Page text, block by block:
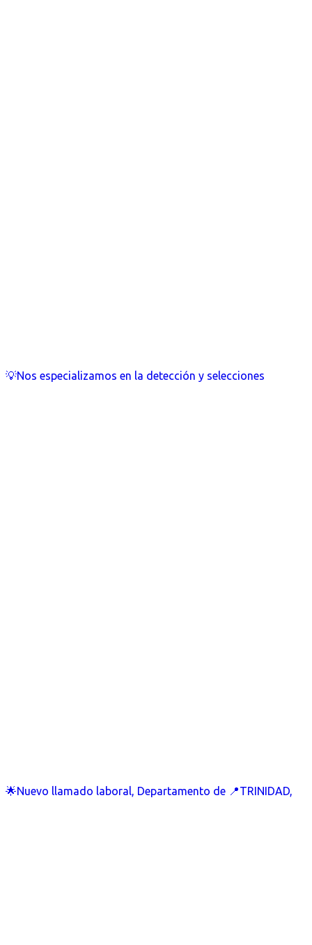
💡Nos especializamos en la detección y selecciones
🌟Nuevo llamado laboral, Departamento de 📍TRINIDAD,